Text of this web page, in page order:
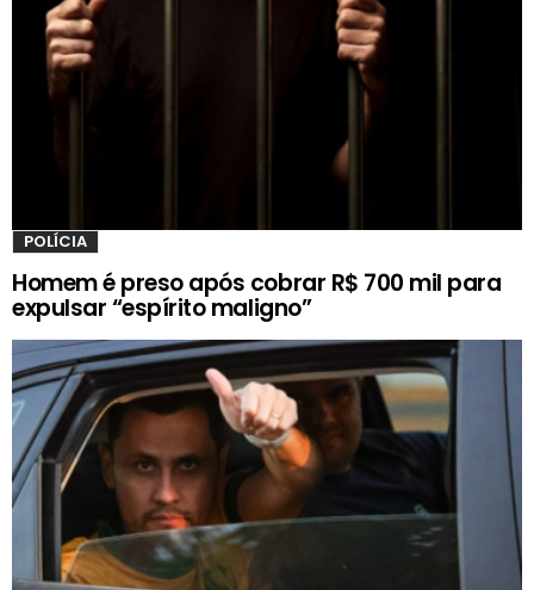
POLÍCIA
Homem é preso após cobrar R$ 700 mil para
expulsar “espírito maligno”